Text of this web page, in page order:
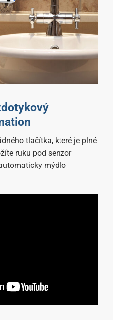
tlačítka, které je plné
ruku pod senzor
mýdlo